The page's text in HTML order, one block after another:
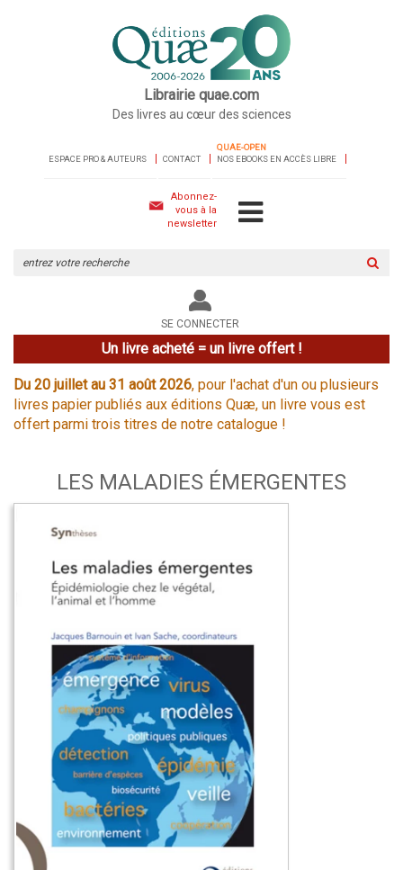
Librairie quae.com
Des livres au cœur des sciences
ESPACE PRO & AUTEURS CONTACT
QUAE-OPEN
NOS EBOOKS EN ACCÈS LIBRE
Abonnez-
vous à la
newsletter
le
site
SE CONNECTER
Un livre acheté = un livre offert !
Du 20 juillet au 31 août 2026, pour l'achat d'un ou plusieurs
livres papier publiés aux éditions Quæ, un livre vous est
offert parmi trois titres de notre catalogue !
LES MALADIES ÉMERGENTES